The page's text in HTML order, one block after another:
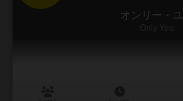
オンリー・
Only You